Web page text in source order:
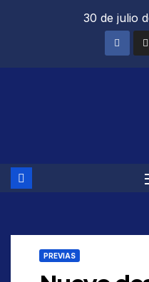
30 de julio
PREVIAS